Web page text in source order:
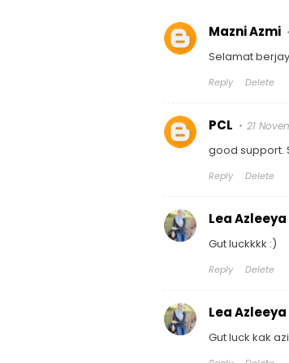
Mazni Azmi
Selamat
Reply Delete
PCL 21
good support.
Reply Delete
Lea Azleeya
Gut luckkkk :)
Reply Delete
Lea Azleeya
Gut luck kak